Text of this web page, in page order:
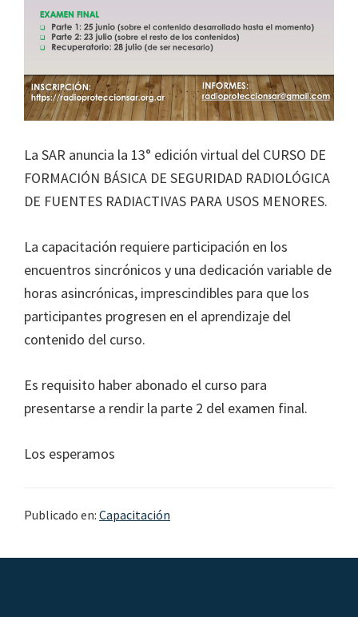
La SAR anuncia la 13° edición virtual del CURSO DE
FORMACIÓN BÁSICA DE SEGURIDAD RADIOLÓGICA
DE FUENTES RADIACTIVAS PARA USOS MENORES.
La capacitación requiere participación en los
encuentros sincrónicos y una dedicación variable de
horas asincrónicas, imprescindibles para que los
participantes progresen en el aprendizaje del
contenido del curso.
Es requisito haber abonado el curso para
presentarse a rendir la parte 2 del examen final.
Los esperamos
Publicado en: Capacitación